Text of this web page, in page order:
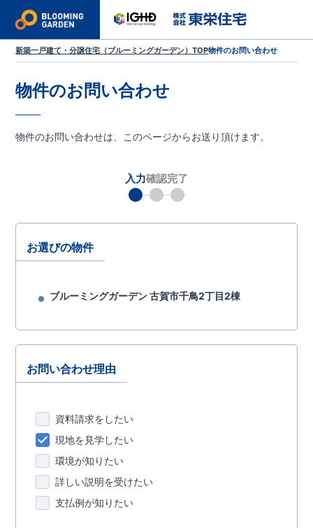
新築一戸建て・分譲住宅（ブルーミングガーデン）TOP物件のお問い合わせ
物件のお問い合わせ
物件のお問い合わせは、このページからお送り頂けます。
お選びの物件
ブルーミングガーデン 古賀市千鳥2丁目2棟
お問い合わせ理由
資料請求をしたい
現地を見学したい
環境が知りたい
詳しい説明を受けたい
支払例が知りたい
入力確認完了